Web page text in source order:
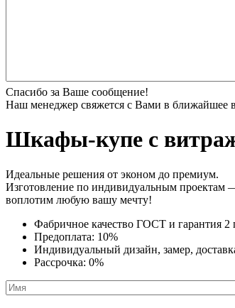
Спасибо за Ваше сообщение!
Наш менеджер свяжется с Вами в ближайшее
Шкафы-купе с
Идеальные решения от эконом до премиум.
Изготовление по индивидуальным проектам
воплотим любую вашу мечту!
Фабричное качество ГОСТ и гарантия 2
Предоплата: 10%
Индивидуальный дизайн, замер,
Рассрочка: 0%